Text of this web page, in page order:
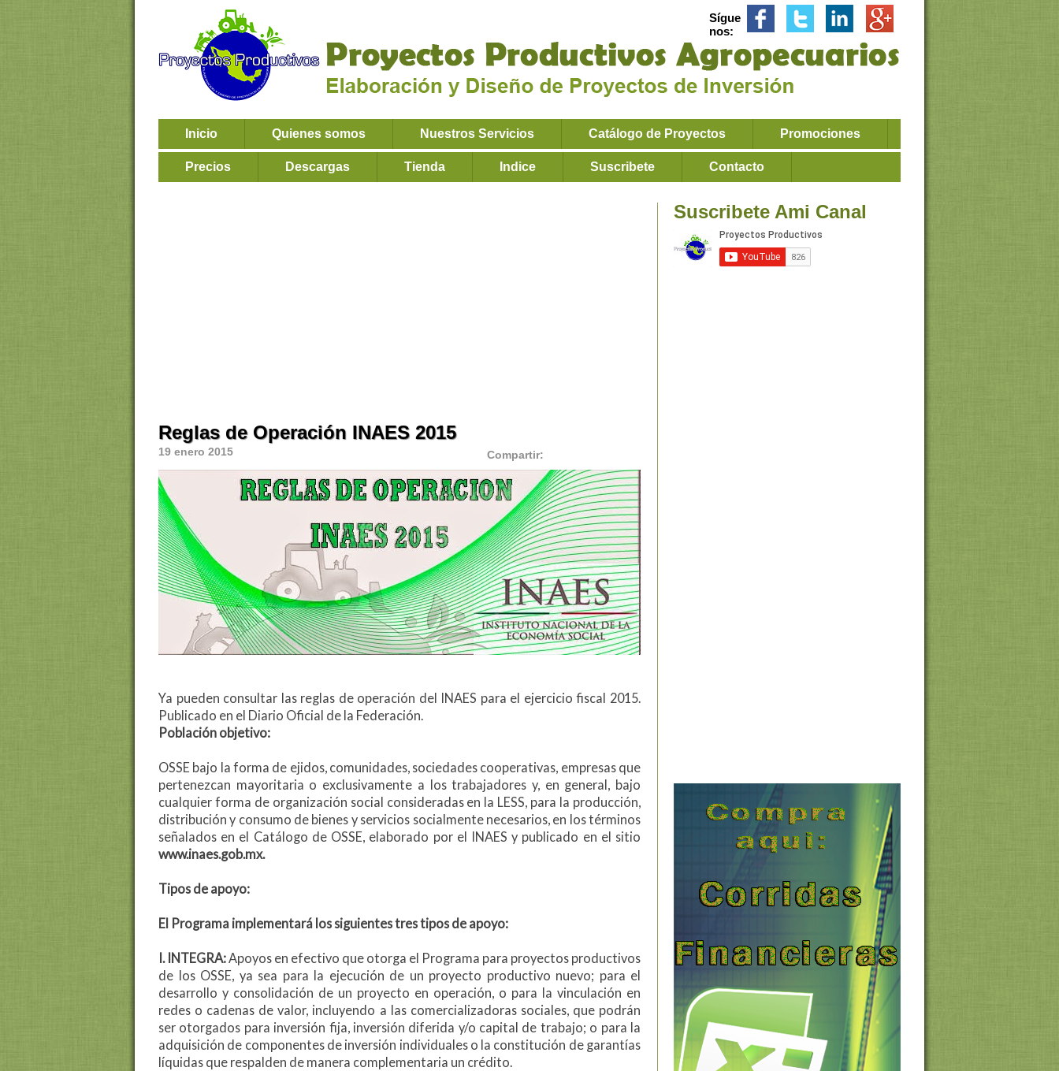
Sígue
nos:
Inicio Quienes somos Nuestros Servicios Catálogo de Proyectos Promociones
Precios Descargas Tienda Indice Suscribete Contacto
Reglas de Operación INAES 2015
19 enero 2015 Compartir:
Ya pueden consultar las reglas de operación del INAES para el ejercicio fiscal 2015.
Publicado en el Diario Oficial de la Federación.
Población objetivo:
OSSE bajo la forma de ejidos, comunidades, sociedades cooperativas, empresas que
pertenezcan mayoritaria o exclusivamente a los trabajadores y, en general, bajo
cualquier forma de organización social consideradas en la LESS, para la producción,
distribución y consumo de bienes y servicios socialmente necesarios, en los términos
señalados en el Catálogo de OSSE, elaborado por el INAES y publicado en el sitio
www.inaes.gob.mx.
Tipos de apoyo:
El Programa implementará los siguientes tres tipos de apoyo:
I. INTEGRA: Apoyos en efectivo que otorga el Programa para proyectos productivos
de los OSSE, ya sea para la ejecución de un proyecto productivo nuevo; para el
desarrollo y consolidación de un proyecto en operación, o para la vinculación en
redes o cadenas de valor, incluyendo a las comercializadoras sociales, que podrán
ser otorgados para inversión fija, inversión diferida y/o capital de trabajo; o para la
adquisición de componentes de inversión individuales o la constitución de garantías
líquidas que respalden de manera complementaria un crédito.
Suscribete Ami Canal